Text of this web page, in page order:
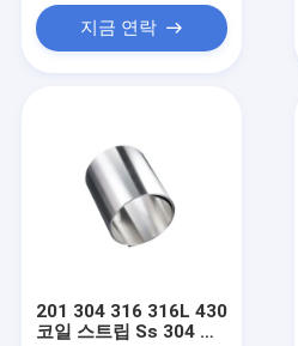
지금 연락
201 304 316 316L 430
코일 스트립 Ss 304 콜